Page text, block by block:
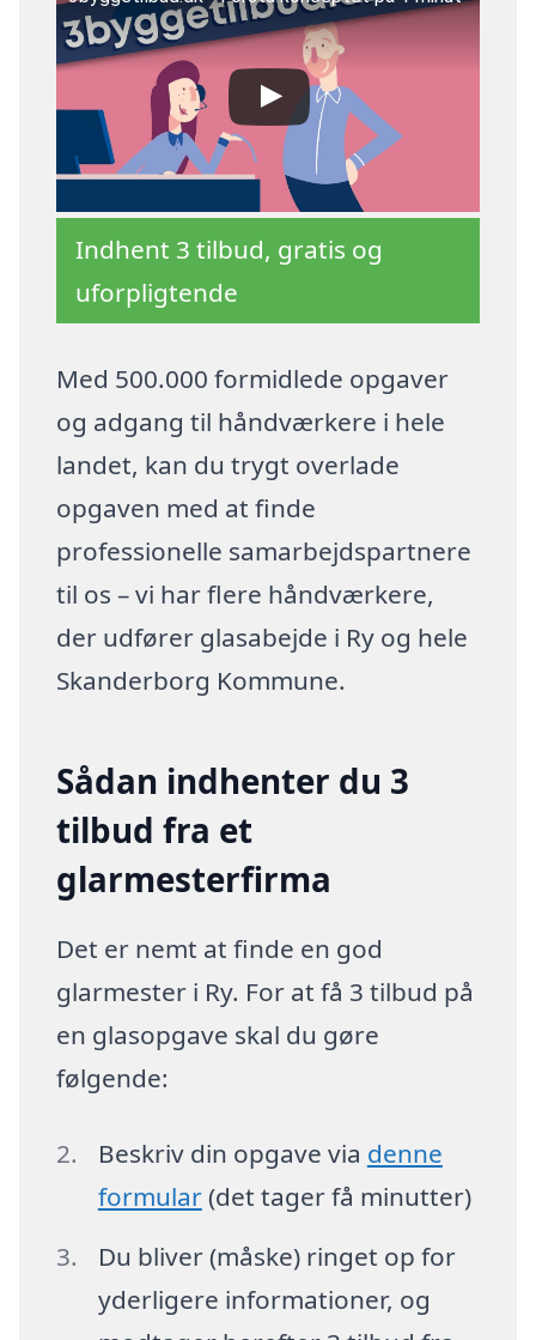
Indhent 3 tilbud, gratis og
uforpligtende
Med 500.000 formidlede opgaver
og adgang til håndværkere i hele
landet, kan du trygt overlade
opgaven med at finde
professionelle samarbejdspartnere
til os – vi har flere håndværkere,
der udfører glasabejde i Ry og hele
Skanderborg Kommune.
Sådan indhenter du 3
tilbud fra et
glarmesterfirma
Det er nemt at finde en god
glarmester i Ry. For at få 3 tilbud på
en glasopgave skal du gøre
følgende:
Beskriv din opgave via denne
formular(det tager få minutter)
Du bliver (måske) ringet op for
yderligere informationer, og